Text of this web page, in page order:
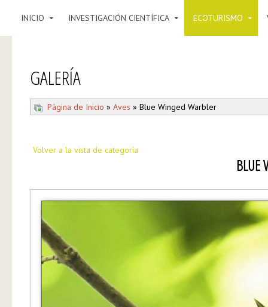
INICIO INVESTIGACIÓN CIENTÍFICA ECOTURISMO
GALERÍA
Página de Inicio » Aves » Blue Winged Warbler
Volver a la vista de categoría
BLUE